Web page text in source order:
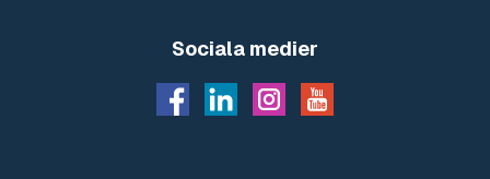
Sociala medier